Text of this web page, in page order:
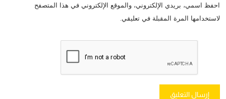
احفظ اسمي، بريدي الإلكتروني، والموقع الإلكتروني في هذا المتصفح
لاستخدامها المرة المقبلة في تعليقي.